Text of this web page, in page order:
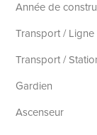
Année de
Transport / Ligne
Transport /
Gardien
Ascenseur